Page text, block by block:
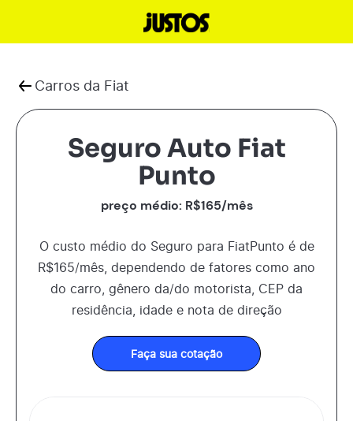
Carros da Fiat
Seguro Auto Fiat
Punto
preço médio: R$165/mês
O custo médio do Seguro para FiatPunto é de
R$165/mês, dependendo de fatores como ano
do carro, gênero da/do motorista, CEP da
residência, idade e nota de direção
Faça sua cotação